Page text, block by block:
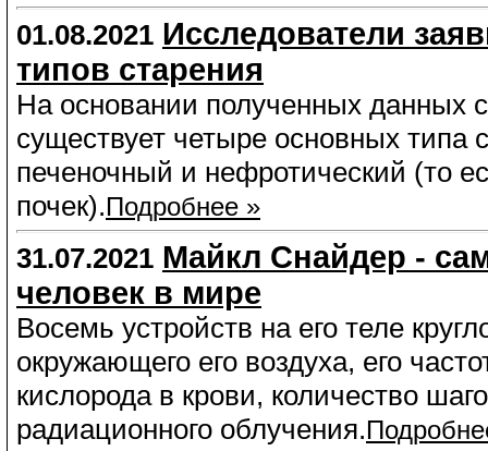
01.08.2021 Исследователи
типов старения
На основании полученных данных
существует четыре основных
печеночный и нефротический (то
почек).Подробнее »
31.07.2021 Майкл Снайдер -
человек в мире
Восемь устройств на его теле
окружающего его воздуха, его
кислорода в крови, количество
радиационного облучения.